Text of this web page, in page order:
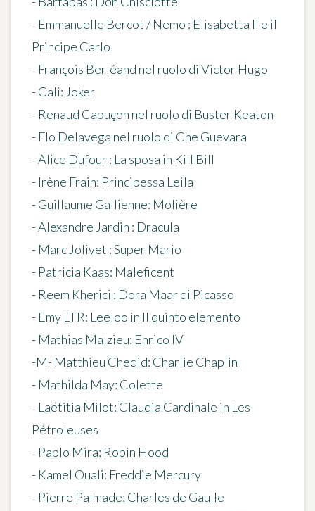
- Emmanuelle Bercot / Nemo : Elisabetta II e il
Principe Carlo
- François Berléand nel ruolo di Victor Hugo
- Cali: Joker
- Renaud Capuçon nel ruolo di Buster Keaton
- Flo Delavega nel ruolo di Che Guevara
- Alice Dufour : La sposa in Kill Bill
- Irène Frain: Principessa Leila
- Guillaume Gallienne: Molière
- Alexandre Jardin : Dracula
- Marc Jolivet : Super Mario
- Patricia Kaas: Maleficent
- Reem Kherici : Dora Maar di Picasso
- Emy LTR: Leeloo in Il quinto elemento
- Mathias Malzieu: Enrico IV
-M- Matthieu Chedid: Charlie Chaplin
- Mathilda May: Colette
- Laëtitia Milot: Claudia Cardinale in Les
Pétroleuses
- Pablo Mira: Robin Hood
- Kamel Ouali: Freddie Mercury
- Pierre Palmade: Charles de Gaulle